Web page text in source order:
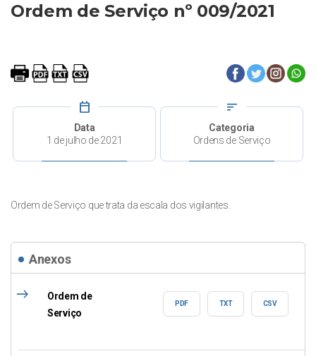
Ordem de Serviço nº 009/2021
calendar_today
Data
1 de julho de 2021
sort
Categoria
Ordens de Serviço
Ordem de Serviço que trata da escala dos vigilantes.
Anexos
east
Ordem de
Serviço
PDF TXT CSV